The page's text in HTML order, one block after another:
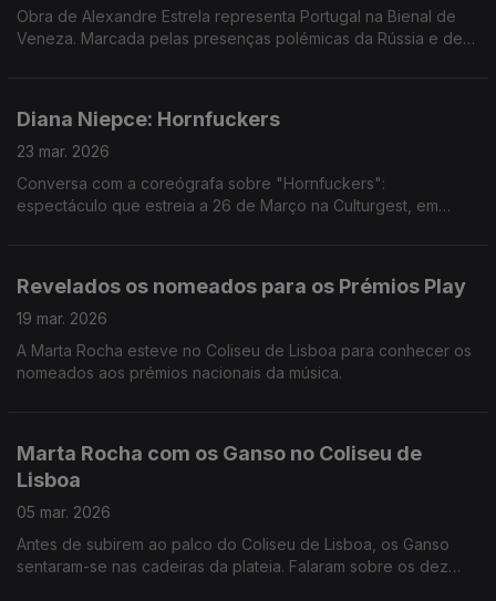
Obra de Alexandre Estrela representa Portugal na Bienal de
Veneza. Marcada pelas presenças polémicas da Rússia e de
Diana Niepce: Hornfuckers
23 mar. 2026
Conversa com a coreógrafa sobre "Hornfuckers":
espectáculo que estreia a 26 de Março na Culturgest, em
Revelados os nomeados para os Prémios Play
19 mar. 2026
A Marta Rocha esteve no Coliseu de Lisboa para conhecer os
nomeados aos prémios nacionais da música.
Marta Rocha com os Ganso no Coliseu de
Lisboa
05 mar. 2026
Antes de subirem ao palco do Coliseu de Lisboa, os Ganso
sentaram-se nas cadeiras da plateia. Falaram sobre os dez